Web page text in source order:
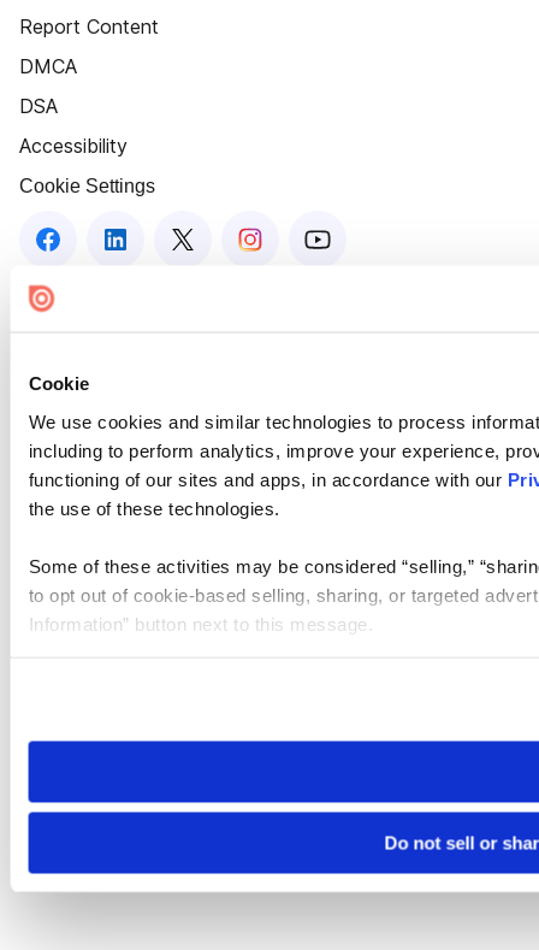
Cookie
We use cookies and similar technologies to process
including to perform analytics, improve your experience,
functioning of our sites and apps, in accordance with our
the use of these technologies.
Some of these activities may be considered “selling,”
to opt out of cookie-based selling, sharing, or targeted
Information” button next to this message.
need to be set again.
Do not sell or
Report Content
DMCA
DSA
Accessibility
Cookie Settings